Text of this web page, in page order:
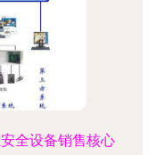
全设备销售核心